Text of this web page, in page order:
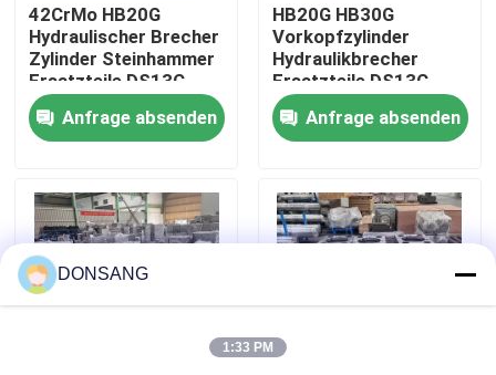
Fabrik-Ausflug
Qualitätskontrolle
Fordern Sie ein Zitat
Hydraulischer Felsen-Unterbrecher
Bagger-hydraulischer Unterbrecher
42CrMo HB20G
Hydraulischer Brecher
Zylinder Steinhammer
Ersatzteile DS13C
Anfrage absenden
HB20G HB30G
Vorkopfzylinder
Hydraulikbrecher
Ersatzteile DS13C
Anfrage absenden
DONSANG
1:33 PM